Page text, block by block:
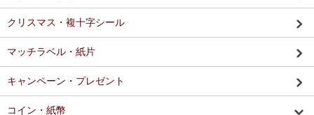
クリスマス・複十字シール
マッチラベル・紙片
キャンペーン・プレゼント
コイン・紙幣